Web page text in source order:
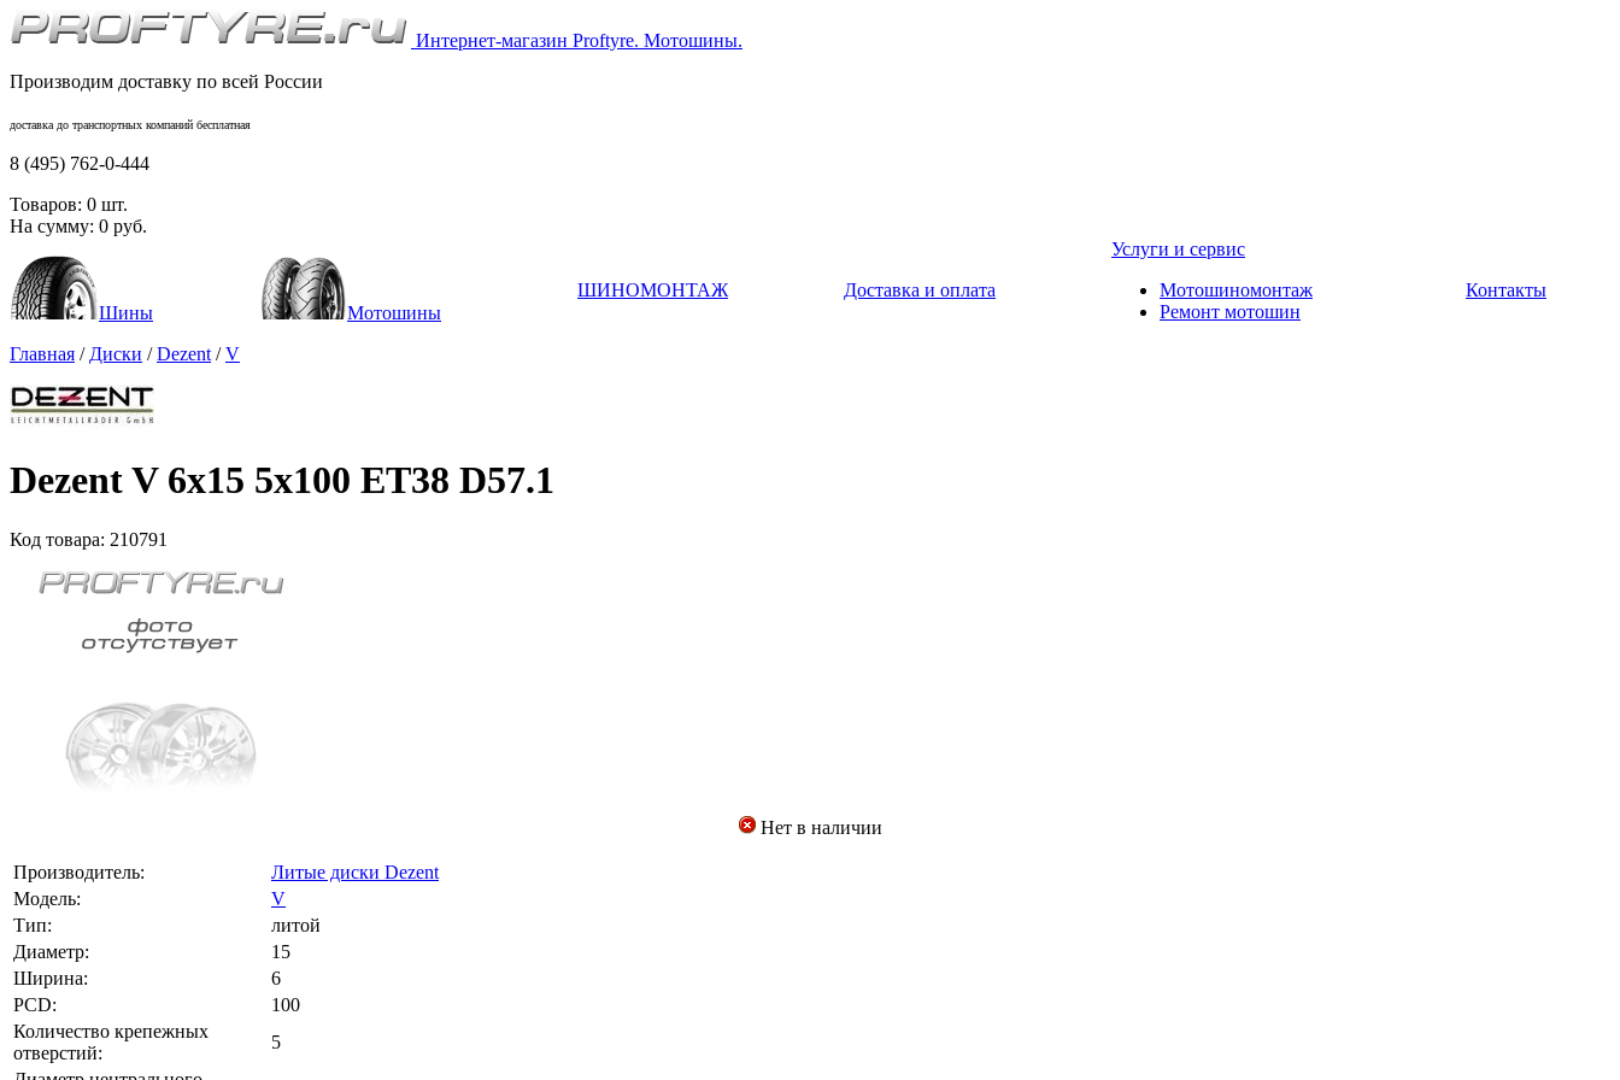
Интернет-магазин Proftyre. Мотошины.
Производим доставку по всей России
доставка до транспортных компаний бесплатная
8 (495) 762-0-444
Товаров: 0 шт.
На сумму: 0 руб.
Шины Мотошины
ШИНОМОНТАЖ Доставка и оплата
Услуги и сервис
Мотошиномонтаж
Ремонт мотошин
Контакты
Главная / Диски /Dezent /V
Dezent V 6x15 5x100 ET38 D57.1
Код товара: 210791
Нет в наличии
Производитель:
Литые диски Dezent
Модель:
V
Тип:
литой
Диаметр:
15
Ширина:
6
PCD:
100
Количество крепежных
отверстий:
5